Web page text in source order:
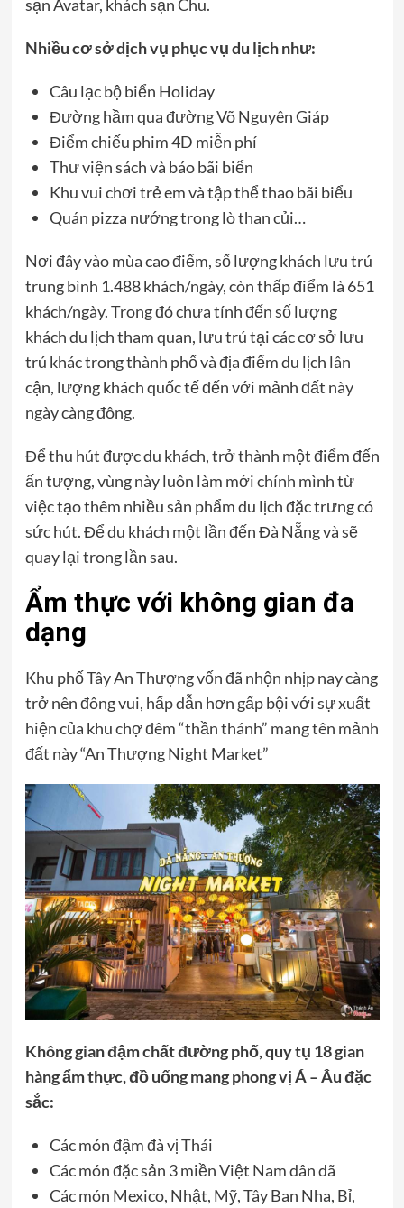
sạn Avatar, khách sạn Chu.
Nhiều cơ sở dịch vụ phục vụ du lịch như:
Câu lạc bộ biển Holiday
Đường hầm qua đường Võ Nguyên Giáp
Điểm chiếu phim 4D miễn phí
Thư viện sách và báo bãi biển
Khu vui chơi trẻ em và tập thể thao bãi biểu
Quán pizza nướng trong lò than củi…
Nơi đây vào mùa cao điểm, số lượng khách lưu trú
trung bình 1.488 khách/ngày, còn thấp điểm là 651
khách/ngày. Trong đó chưa tính đến số lượng
khách du lịch tham quan, lưu trú tại các cơ sở lưu
trú khác trong thành phố và địa điểm du lịch lân
cận, lượng khách quốc tế đến với mảnh đất này
ngày càng đông.
Để thu hút được du khách, trở thành một điểm đến
ấn tượng, vùng này luôn làm mới chính mình từ
việc tạo thêm nhiều sản phẩm du lịch đặc trưng có
sức hút. Để du khách một lần đến Đà Nẵng và sẽ
quay lại trong lần sau.
Ẩm thực với không gian đa
dạng
Khu phố Tây An Thượng vốn đã nhộn nhịp nay càng
trở nên đông vui, hấp dẫn hơn gấp bội với sự xuất
hiện của khu chợ đêm “thần thánh” mang tên mảnh
đất này “An Thượng Night Market”
Không gian đậm chất đường phố, quy tụ 18 gian
hàng ẩm thực, đồ uống mang phong vị Á – Âu đặc
sắc:
Các món đậm đà vị Thái
Các món đặc sản 3 miền Việt Nam dân dã
Các món Mexico, Nhật, Mỹ, Tây Ban Nha, Bỉ,